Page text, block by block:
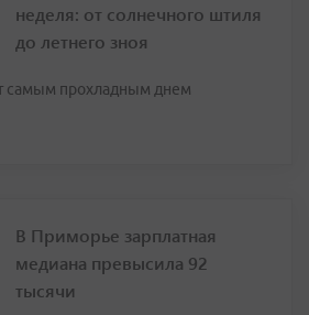
неделя: от солнечного штиля
до летнего зноя
самым прохладным днем
В Приморье зарплатная
медиана превысила 92
тысячи